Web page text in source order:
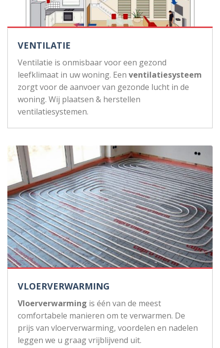
VENTILATIE
Ventilatie is onmisbaar voor een gezond
leefklimaat in uw woning. Een ventilatiesysteem
zorgt voor de aanvoer van gezonde lucht in de
woning. Wij plaatsen & herstellen
ventilatiesystemen.
VLOERVERWARMING
Vloerverwarming is één van de meest
comfortabele manieren om te verwarmen. De
prijs van vloerverwarming, voordelen en nadelen
leggen we u graag vrijblijvend uit.